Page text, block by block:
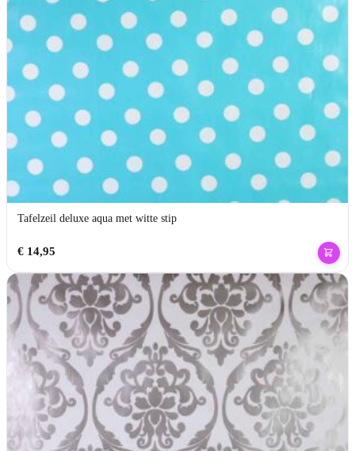
Tafelzeil deluxe aqua met witte stip
€14,95